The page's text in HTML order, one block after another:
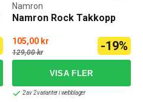
Namron Rock Takkopp
Namron
105,00 kr
129,00 kr -19%
2 av 2 varianter i webblager